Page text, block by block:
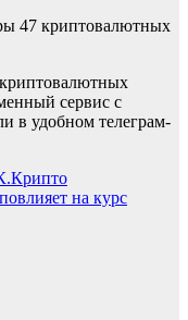
47 криптовалютных
сервис с
в удобном телеграм-
на курс